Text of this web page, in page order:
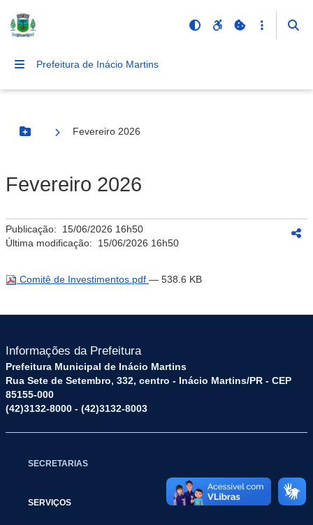
Prefeitura de Inácio Martins
Botão Menu
Fevereiro 2026
Fevereiro 2026
Publicação: 15/06/2026 16h50
Última modificação: 15/06/2026 16h50
Comitê de Investimentos.pdf — 538.6 KB
Informações da Prefeitura
Prefeitura Municipal de Inácio Martins
Rua Sete de Setembro, 332, centro - Inácio Martins/PR - CEP
85155-000
(42)3132-8000 - (42)3132-8003
SECRETARIAS
SERVIÇOS